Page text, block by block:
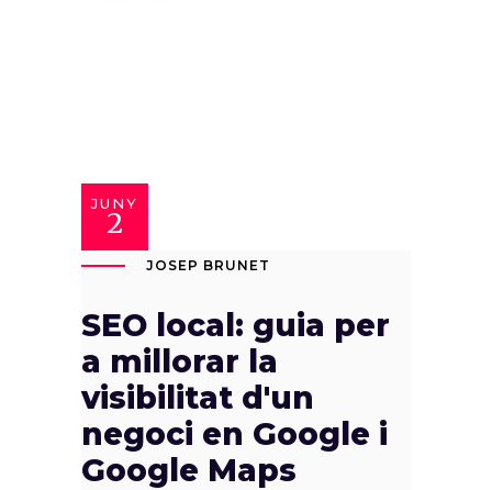
JUNY
2
JOSEP BRUNET
SEO local: guia per
a millorar la
visibilitat d'un
negoci en Google i
Google Maps